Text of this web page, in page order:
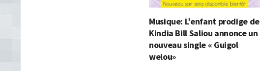
Musique: L’enfant prodige de
Kindia Bill Saliou annonce un
nouveau single « Guigol
welou»